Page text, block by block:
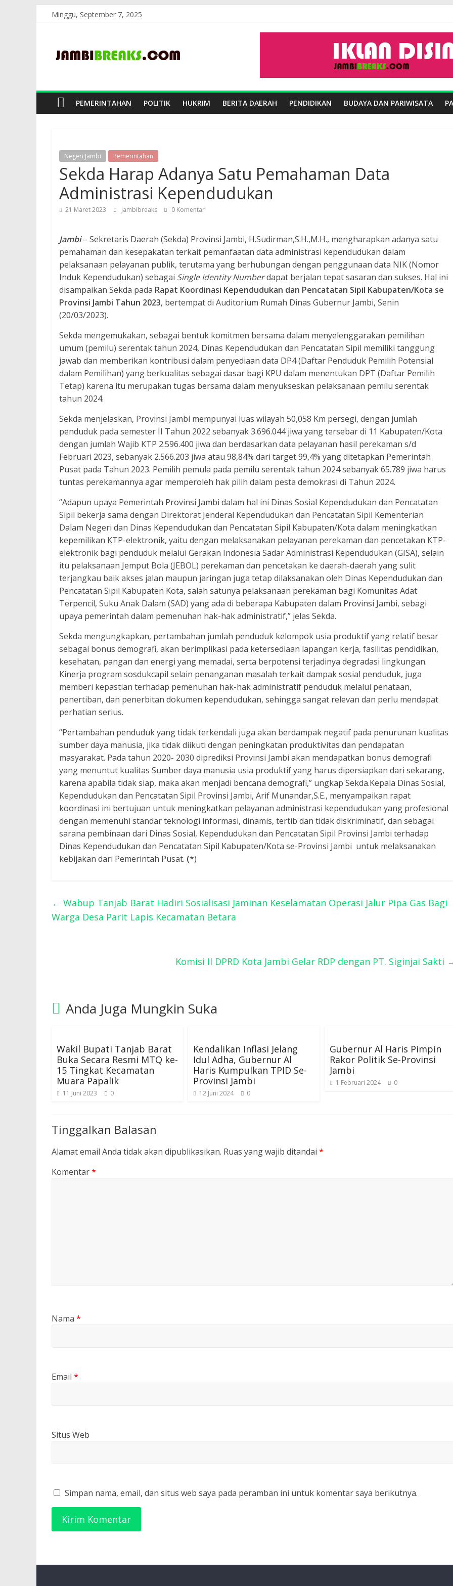
Minggu, September 7, 2025
JambiBreaks
PEMERINTAHAN POLITIK HUKRIM BERITA DAERAH PENDIDIKAN BUDAYA DAN PARIWISATA
Negeri Jambi Pemerintahan
Sekda Harap Adanya Satu Pemahaman Data
Administrasi Kependudukan
21 Maret 2023 Jambibreaks 0 Komentar
Jambi– Sekretaris Daerah (Sekda) Provinsi Jambi, H.Sudirman,S.H.,M.H., mengharapkan adanya satu
pemahaman dan kesepakatan terkait pemanfaatan data administrasi kependudukan dalam
pelaksanaan pelayanan publik, terutama yang berhubungan dengan penggunaan data NIK (Nomor
Induk Kependudukan) sebagai Single Identity Numberdapat berjalan tepat sasaran dan sukses. Hal ini
disampaikan Sekda pada Rapat Koordinasi Kependudukan dan Pencatatan Sipil Kabupaten/Kota se
Provinsi Jambi Tahun 2023, bertempat di Auditorium Rumah Dinas Gubernur Jambi, Senin
(20/03/2023).
Sekda mengemukakan, sebagai bentuk komitmen bersama dalam menyelenggarakan pemilihan
umum (pemilu) serentak tahun 2024, Dinas Kependudukan dan Pencatatan Sipil memiliki tanggung
jawab dan memberikan kontribusi dalam penyediaan data DP4 (Daftar Penduduk Pemilih Potensial
dalam Pemilihan) yang berkualitas sebagai dasar bagi KPU dalam menentukan DPT (Daftar Pemilih
Tetap) karena itu merupakan tugas bersama dalam menyukseskan pelaksanaan pemilu serentak
tahun 2024.
Sekda menjelaskan, Provinsi Jambi mempunyai luas wilayah 50,058 Km persegi, dengan jumlah
penduduk pada semester II Tahun 2022 sebanyak 3.696.044 jiwa yang tersebar di 11 Kabupaten/Kota
dengan jumlah Wajib KTP 2.596.400 jiwa dan berdasarkan data pelayanan hasil perekaman s/d
Februari 2023, sebanyak 2.566.203 jiwa atau 98,84% dari target 99,4% yang ditetapkan Pemerintah
Pusat pada Tahun 2023. Pemilih pemula pada pemilu serentak tahun 2024 sebanyak 65.789 jiwa harus
tuntas perekamannya agar memperoleh hak pilih dalam pesta demokrasi di Tahun 2024.
“Adapun upaya Pemerintah Provinsi Jambi dalam hal ini Dinas Sosial Kependudukan dan Pencatatan
Sipil bekerja sama dengan Direktorat Jenderal Kependudukan dan Pencatatan Sipil Kementerian
Dalam Negeri dan Dinas Kependudukan dan Pencatatan Sipil Kabupaten/Kota dalam meningkatkan
kepemilikan KTP-elektronik, yaitu dengan melaksanakan pelayanan perekaman dan pencetakan KTP-
elektronik bagi penduduk melalui Gerakan Indonesia Sadar Administrasi Kependudukan (GISA), selain
itu pelaksanaan Jemput Bola (JEBOL) perekaman dan pencetakan ke daerah-daerah yang sulit
terjangkau baik akses jalan maupun jaringan juga tetap dilaksanakan oleh Dinas Kependudukan dan
Pencatatan Sipil Kabupaten Kota, salah satunya pelaksanaan perekaman bagi Komunitas Adat
Terpencil, Suku Anak Dalam (SAD) yang ada di beberapa Kabupaten dalam Provinsi Jambi, sebagi
upaya pemerintah dalam pemenuhan hak-hak administratif,” jelas Sekda.
Sekda mengungkapkan, pertambahan jumlah penduduk kelompok usia produktif yang relatif besar
sebagai bonus demografi, akan berimplikasi pada ketersediaan lapangan kerja, fasilitas pendidikan,
kesehatan, pangan dan energi yang memadai, serta berpotensi terjadinya degradasi lingkungan.
Kinerja program sosdukcapil selain penanganan masalah terkait dampak sosial penduduk, juga
memberi kepastian terhadap pemenuhan hak-hak administratif penduduk melalui penataan,
penertiban, dan penerbitan dokumen kependudukan, sehingga sangat relevan dan perlu mendapat
perhatian serius.
“Pertambahan penduduk yang tidak terkendali juga akan berdampak negatif pada penurunan kualitas
sumber daya manusia, jika tidak diikuti dengan peningkatan produktivitas dan pendapatan
masyarakat. Pada tahun 2020- 2030 diprediksi Provinsi Jambi akan mendapatkan bonus demografi
yang menuntut kualitas Sumber daya manusia usia produktif yang harus dipersiapkan dari sekarang,
karena apabila tidak siap, maka akan menjadi bencana demografi,” ungkap Sekda.Kepala Dinas Sosial,
Kependudukan dan Pencatatan Sipil Provinsi Jambi, Arif Munandar,S.E., menyampaikan rapat
koordinasi ini bertujuan untuk meningkatkan pelayanan administrasi kependudukan yang profesional
dengan memenuhi standar teknologi informasi, dinamis, tertib dan tidak diskriminatif, dan sebagai
sarana pembinaan dari Dinas Sosial, Kependudukan dan Pencatatan Sipil Provinsi Jambi terhadap
Dinas Kependudukan dan Pencatatan Sipil Kabupaten/Kota se-Provinsi Jambi untuk melaksanakan
kebijakan dari Pemerintah Pusat. (*)
← Wabup Tanjab Barat Hadiri Sosialisasi Jaminan Keselamatan Operasi Jalur Pipa Gas Bagi
Warga Desa Parit Lapis Kecamatan Betara
Komisi II DPRD Kota Jambi Gelar RDP dengan PT. Siginjai Sakti
Anda Juga Mungkin Suka
Wakil Bupati Tanjab Barat
Buka Secara Resmi MTQ ke-
15 Tingkat Kecamatan
Muara Papalik
11 Juni 2023 0
Kendalikan Inflasi Jelang
Idul Adha, Gubernur Al
Haris Kumpulkan TPID Se-
Provinsi Jambi
12 Juni 2024 0
Gubernur Al Haris Pimpin
Rakor Politik Se-Provinsi
Jambi
1 Februari 2024 0
Tinggalkan Balasan
Alamat email Anda tidak akan dipublikasikan. Ruas yang wajib ditandai *
Komentar*
Nama *
Email *
Situs Web
Simpan nama, email, dan situs web saya pada peramban ini untuk komentar saya berikutnya.